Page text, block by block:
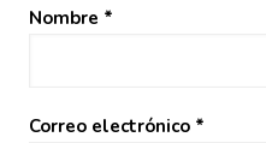
Nombre *
Correo electrónico *